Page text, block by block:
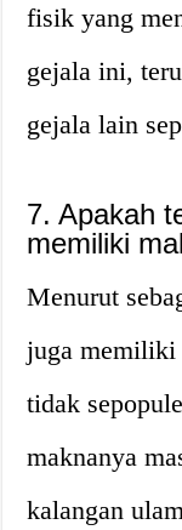
fisik yang
gejala ini,
gejala lain
7. Apakah
memiliki
Menurut
juga memiliki
tidak
maknanya
kalangan